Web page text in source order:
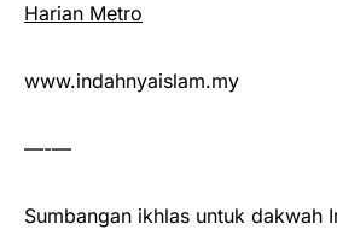
Harian Metro
www.indahnyaislam.my
—-—
Sumbangan ikhlas untuk dakwah